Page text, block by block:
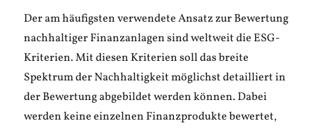
Der am häufigsten verwendete Ansatz zur Bewertung
nachhaltiger Finanzanlagen sind weltweit die ESG-
Kriterien. Mit diesen Kriterien soll das breite
Spektrum der Nachhaltigkeit möglichst detailliert in
der Bewertung abgebildet werden können. Dabei
werden keine einzelnen Finanzprodukte bewertet,